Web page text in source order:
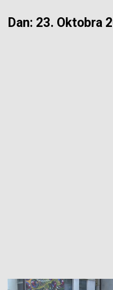
Dan: 23. Oktobra